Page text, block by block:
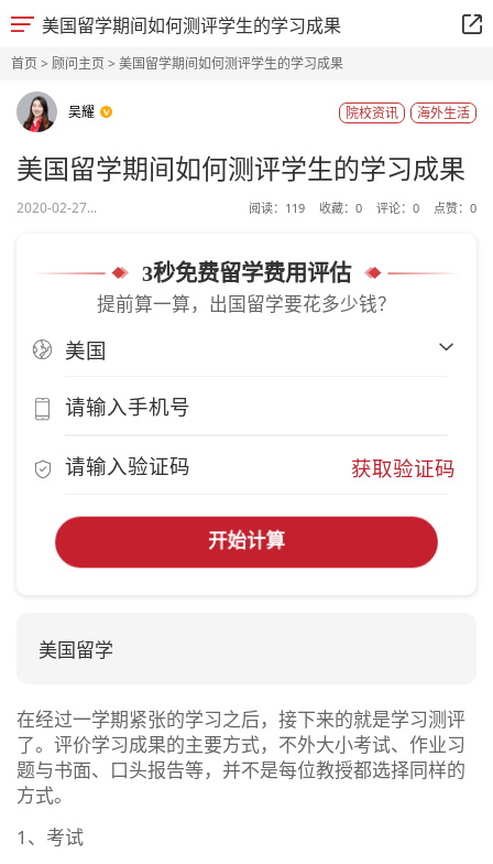
美国留学期间如何测评学生的学习成果
首页> 顾问主页> 美国留学期间如何测评学生的学习成果
吴耀 海外生活
院校资讯
美国留学期间如何测评学生的学习成果
2020-02-27... 阅读： 119 收藏： 0 评论： 0 点赞： 0
3秒免费留学费用评估
提前算一算，出国留学要花多少钱？
获取验证码
开始计算
美国留学
在经过一学期紧张的学习之后，接下来的就是学习测评
了。评价学习成果的主要方式，不外大小考试、作业习
题与书面、口头报告等，并不是每位教授都选择同样的
方式。
1、考试